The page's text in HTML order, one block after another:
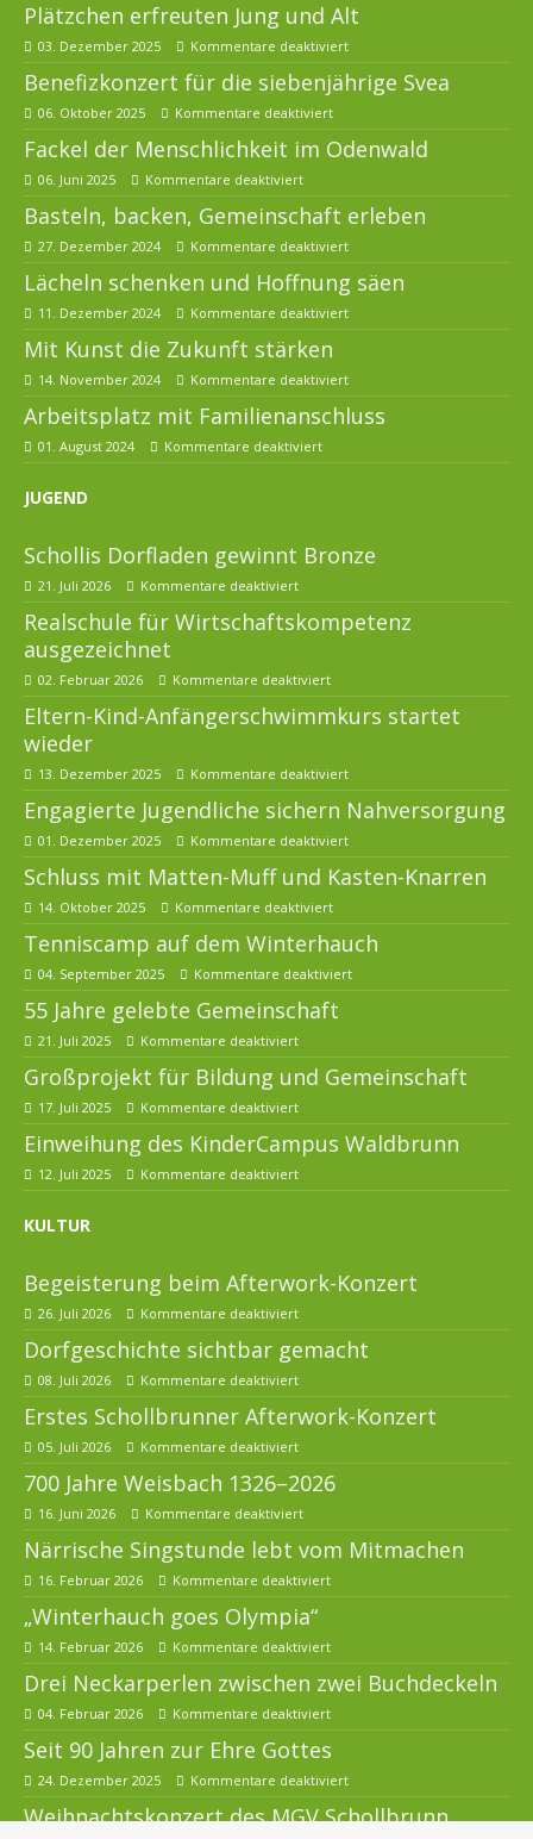
Plätzchen erfreuten Jung und Alt
03. Dezember 2025 Kommentare deaktiviert
Benefizkonzert für die siebenjährige Svea
06. Oktober 2025 Kommentare deaktiviert
Fackel der Menschlichkeit im Odenwald
06. Juni 2025 Kommentare deaktiviert
Basteln, backen, Gemeinschaft erleben
27. Dezember 2024 Kommentare deaktiviert
Lächeln schenken und Hoffnung säen
11. Dezember 2024 Kommentare deaktiviert
Mit Kunst die Zukunft stärken
14. November 2024 Kommentare deaktiviert
Arbeitsplatz mit Familienanschluss
01. August 2024 Kommentare deaktiviert
JUGEND
Schollis Dorfladen gewinnt Bronze
21. Juli 2026 Kommentare deaktiviert
Realschule für Wirtschaftskompetenz
ausgezeichnet
02. Februar 2026 Kommentare deaktiviert
Eltern-Kind-Anfängerschwimmkurs startet
wieder
13. Dezember 2025 Kommentare deaktiviert
Engagierte Jugendliche sichern Nahversorgung
01. Dezember 2025 Kommentare deaktiviert
Schluss mit Matten-Muff und Kasten-Knarren
14. Oktober 2025 Kommentare deaktiviert
Tenniscamp auf dem Winterhauch
04. September 2025 Kommentare deaktiviert
55 Jahre gelebte Gemeinschaft
21. Juli 2025 Kommentare deaktiviert
Großprojekt für Bildung und Gemeinschaft
17. Juli 2025 Kommentare deaktiviert
Einweihung des KinderCampus Waldbrunn
12. Juli 2025 Kommentare deaktiviert
KULTUR
Begeisterung beim Afterwork-Konzert
26. Juli 2026 Kommentare deaktiviert
Dorfgeschichte sichtbar gemacht
08. Juli 2026 Kommentare deaktiviert
Erstes Schollbrunner Afterwork-Konzert
05. Juli 2026 Kommentare deaktiviert
700 Jahre Weisbach 1326–2026
16. Juni 2026 Kommentare deaktiviert
Närrische Singstunde lebt vom Mitmachen
16. Februar 2026 Kommentare deaktiviert
„Winterhauch goes Olympia“
14. Februar 2026 Kommentare deaktiviert
Drei Neckarperlen zwischen zwei Buchdeckeln
04. Februar 2026 Kommentare deaktiviert
Seit 90 Jahren zur Ehre Gottes
24. Dezember 2025 Kommentare deaktiviert
Weihnachtskonzert des MGV Schollbrunn